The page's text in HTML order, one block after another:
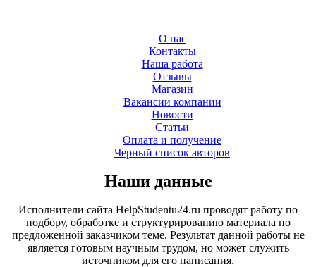
О нас
Контакты
Наша работа
Отзывы
Магазин
Вакансии компании
Новости
Статьи
Оплата и получение
Черный список авторов
Наши данные
Исполнители сайта HelpStudentu24.ru проводят работу по
подбору, обработке и структурированию материала по
предложенной заказчиком теме. Результат данной работы не
является готовым научным трудом, но может служить
источником для его написания.